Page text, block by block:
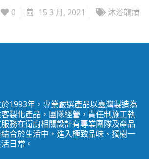
0 15 3 月, 2021 沐浴龍頭
1993年，專業嚴選產品以臺灣製造為
製化產品，團隊經營，責任制施工執
務在衛廚相關設計有專業團隊及產品
合於生活中，進入極致品味、獨樹一
日常。